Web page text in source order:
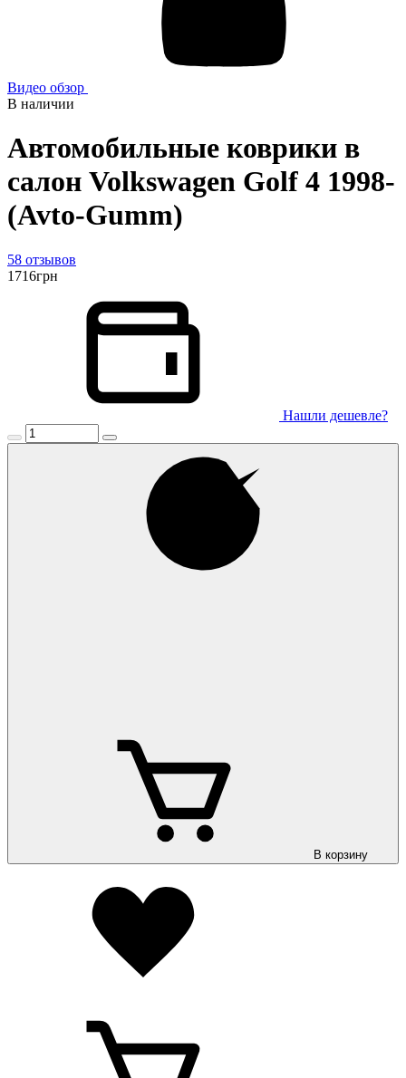
Видео обзор
В наличии
Автомобильные коврики в
салон Volkswagen Golf 4 1998-
(Avto-Gumm)
58 отзывов
1716грн
Нашли дешевле?
В корзину